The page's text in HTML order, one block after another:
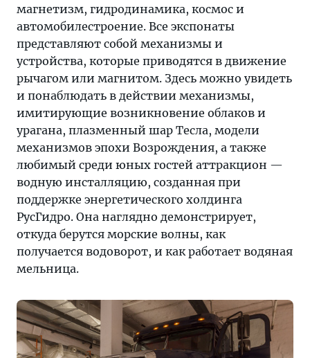
магнетизм, гидродинамика, космос и
автомобилестроение. Все экспонаты
представляют собой механизмы и
устройства, которые приводятся в движение
рычагом или магнитом. Здесь можно увидеть
и понаблюдать в действии механизмы,
имитирующие возникновение облаков и
урагана, плазменный шар Тесла, модели
механизмов эпохи Возрождения, а также
любимый среди юных гостей аттракцион —
водную инсталляцию, созданная при
поддержке энергетического холдинга
РусГидро. Она наглядно демонстрирует,
откуда берутся морские волны, как
получается водоворот, и как работает водяная
мельница.